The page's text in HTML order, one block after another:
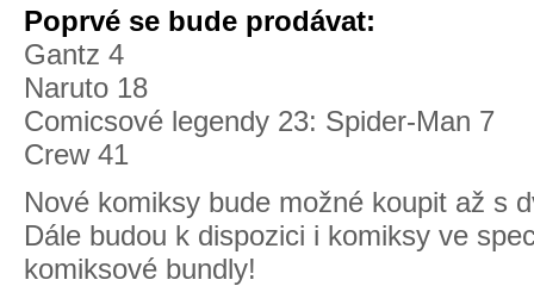
Poprvé se bude prodávat:
Gantz 4
Naruto 18
Comicsové legendy 23: Spider-Man 7
Crew 41
Nové komiksy bude možné koupit až s
Dále budou k dispozici i komiksy ve
komiksové bundly!